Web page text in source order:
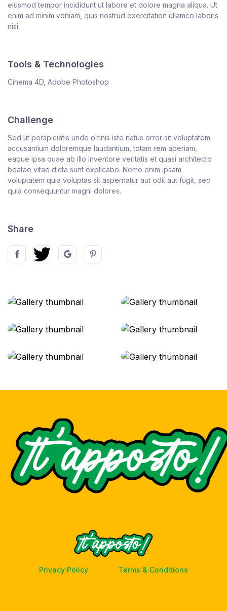
eiusmod tempor incididunt ut labore et dolore magna aliqua. Ut
enim ad minim veniam, quis nostrud exercitation ullamco laboris
nisi.
Tools & Technologies
Cinema 4D, Adobe Photoshop
Challenge
Sed ut perspiciatis unde omnis iste natus error sit voluptatem
accusantium doloremque laudantium, totam rem aperiam,
eaque ipsa quae ab illo inventore veritatis et quasi architecto
beatae vitae dicta sunt explicabo. Nemo enim ipsam
voluptatem quia voluptas sit aspernatur aut odit aut fugit, sed
quia consequuntur magni dolores.
Share
Privacy Policy Terms & Conditions